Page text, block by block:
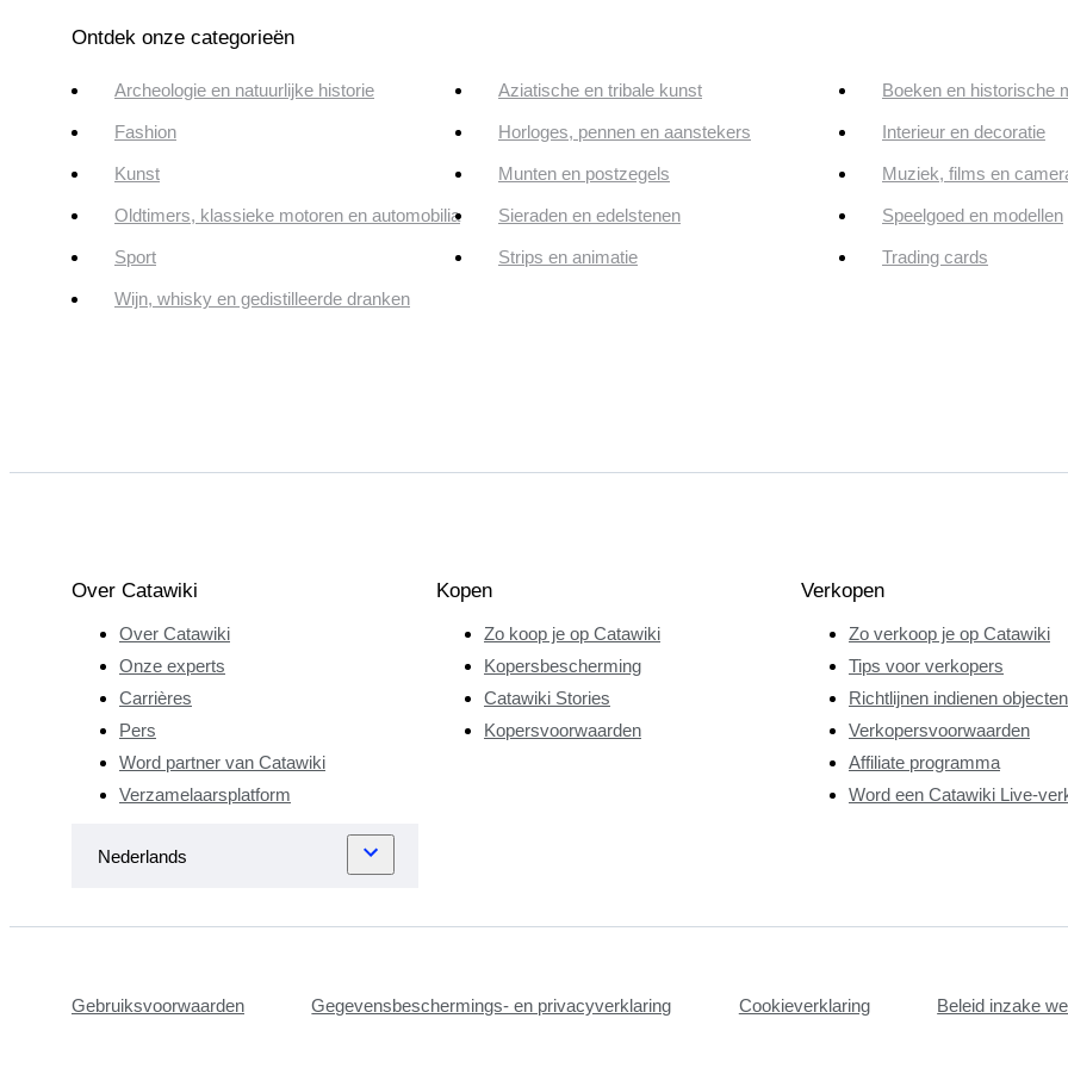
Ontdek onze categorieën
Archeologie en natuurlijke historie Aziatische en tribale kunst Boeken en historische
Fashion Horloges, pennen en aanstekers Interieur en decoratie
Kunst Munten en postzegels Muziek, films en
Oldtimers, klassieke motoren en automobilia Sieraden en edelstenen Speelgoed en modellen
Sport Strips en animatie Trading cards
Wijn, whisky en gedistilleerde dranken
Over Catawiki
Over Catawiki
Onze experts
Carrières
Pers
Word partner van Catawiki
Verzamelaarsplatform
Kopen
Zo koop je op Catawiki
Kopersbescherming
Catawiki Stories
Kopersvoorwaarden
Verkopen
Zo verkoop je op Catawiki
Tips voor verkopers
Richtlijnen indienen objecten
Verkopersvoorwaarden
Affiliate programma
Word een Catawiki Live-
Gebruiksvoorwaarden Gegevensbeschermings- en privacyverklaring Cookieverklaring Beleid inzake